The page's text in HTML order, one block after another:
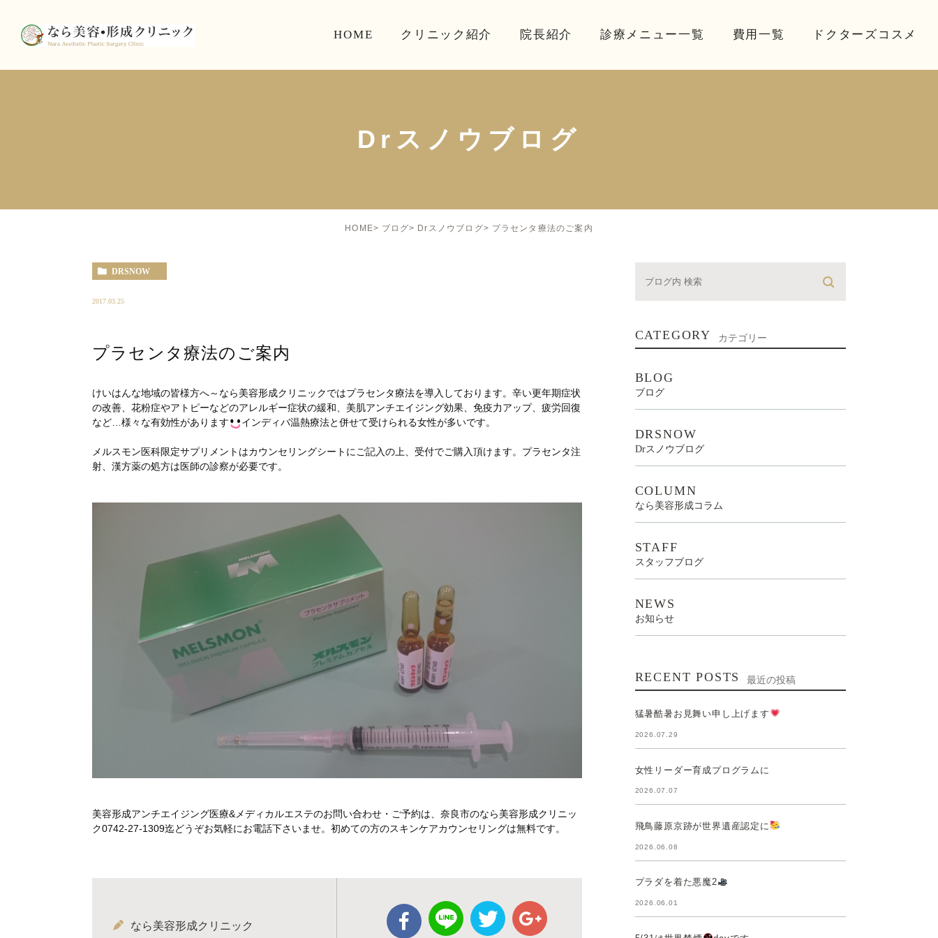
HOME クリニック紹介 院長紹介 診療メニュー一覧 費用一覧 ドクターズコスメ
Drスノウブログ
HOME ブログ Drスノウブログ プラセンタ療法のご案内
DRSNOW
2017.03.25
プラセンタ療法のご案内
けいはんな地域の皆様方へ～なら美容形成クリニックではプラセンタ療法を導入しております。辛い更年期症状
の改善、花粉症やアトピーなどのアレルギー症状の緩和、美肌アンチエイジング効果、免疫力アップ、疲労回復
など…様々な有効性があります
インディバ温熱療法と併せて受けられる女性が多いです。
メルスモン医科限定サプリメントはカウンセリングシートにご記入の上、受付でご購入頂けます。プラセンタ注
射、漢方薬の処方は医師の診察が必要です。
美容形成アンチエイジング医療&メディカルエステのお問い合わせ・ご予約は、奈良市のなら美容形成クリニッ
ク0742-27-1309迄どうぞお気軽にお電話下さいませ。初めての方のスキンケアカウンセリングは無料です。
なら美容形成クリニック
CATEGORY カテゴリー
BLOG
ブログ
DRSNOW
Drスノウブログ
COLUMN
なら美容形成コラム
STAFF
スタッフブログ
NEWS
お知らせ
RECENT POSTS 最近の投稿
猛暑酷暑お見舞い申し上げます
2026.07.29
女性リーダー育成プログラムに
2026.07.07
飛鳥藤原京跡が世界遺産認定に
2026.06.08
プラダを着た悪魔2
2026.06.01